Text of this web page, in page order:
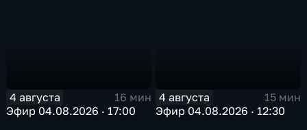
4 августа
16 мин
Эфир 04.08.2026 · 17:00
4 августа
15 мин
Эфир 04.08.2026 · 12:30